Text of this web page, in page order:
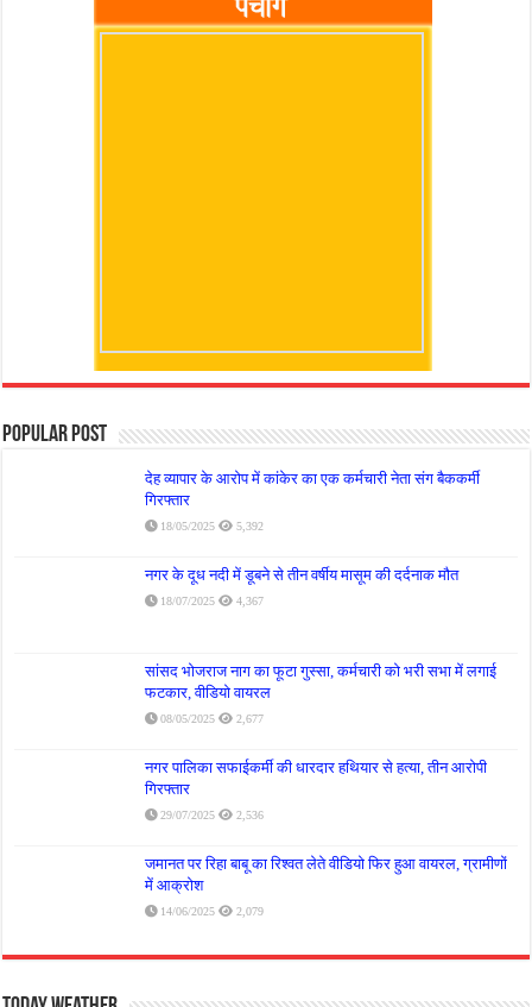
Popular Post
देह व्यापार के आरोप में कांकेर का एक कर्मचारी नेता संग बैककर्मी
गिरफ्तार
18/05/2025 5,392
नगर के दूध नदी में डूबने से तीन वर्षीय मासूम की दर्दनाक मौत
18/07/2025 4,367
सांसद भोजराज नाग का फूटा गुस्सा, कर्मचारी को भरी सभा में लगाई
फटकार, वीडियो वायरल
08/05/2025 2,677
नगर पालिका सफाईकर्मी की धारदार हथियार से हत्या, तीन आरोपी
गिरफ्तार
29/07/2025 2,536
जमानत पर रिहा बाबू का रिश्वत लेते वीडियो फिर हुआ वायरल, ग्रामीणों
में आक्रोश
14/06/2025 2,079